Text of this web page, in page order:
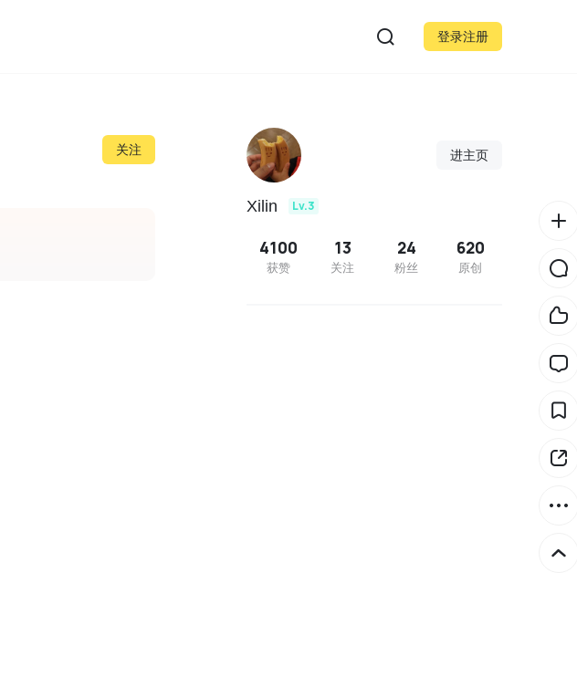
登录注册
关注 进主页
Xilin Lv.3
4100
获赞
13
关注
24
粉丝
620
原创